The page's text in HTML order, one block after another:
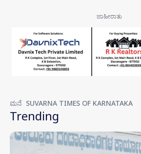
ಮನೆ SUVARNA TIMES OF KARNATAKA
Trending